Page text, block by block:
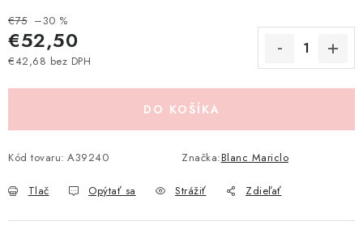
€75 –30 %
€52,50
€42,68 bez DPH
DO KOŠÍKA
Kód tovaru: A39240 Značka:Blanc Mariclo
Tlač Opýtať sa Strážiť Zdieľať